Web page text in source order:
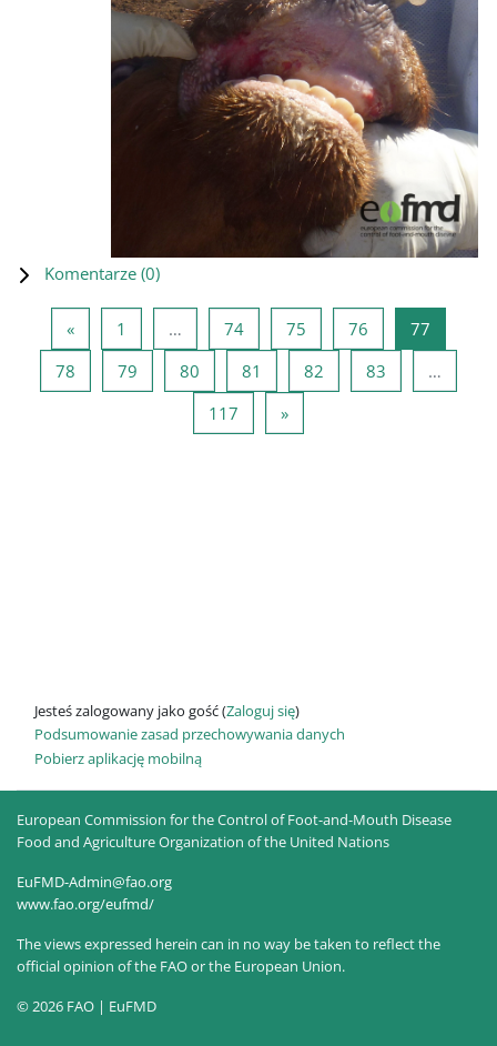
Komentarze (0)
«Poprzednia strona
1 … 74Strona 74
75 Strona 75
76 Strona 76
77
78 Strona 78
79 Strona 79
80 Strona 80
81 Strona 81
82 Strona 82
83
…
117 Strona 117
»Następna strona
Jesteś zalogowany jako gość (Zaloguj się)
Podsumowanie zasad przechowywania danych
Pobierz aplikację mobilną
European Commission for the Control of Foot-and-Mouth Disease
Food and Agriculture Organization of the United Nations
EuFMD-Admin@fao.org
www.fao.org/eufmd/
The views expressed herein can in no way be taken to reflect the
official opinion of the FAO or the European Union.
© 2026 FAO | EuFMD